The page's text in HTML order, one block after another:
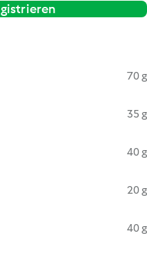
70 g
35 g
40 g
20 g
40 g